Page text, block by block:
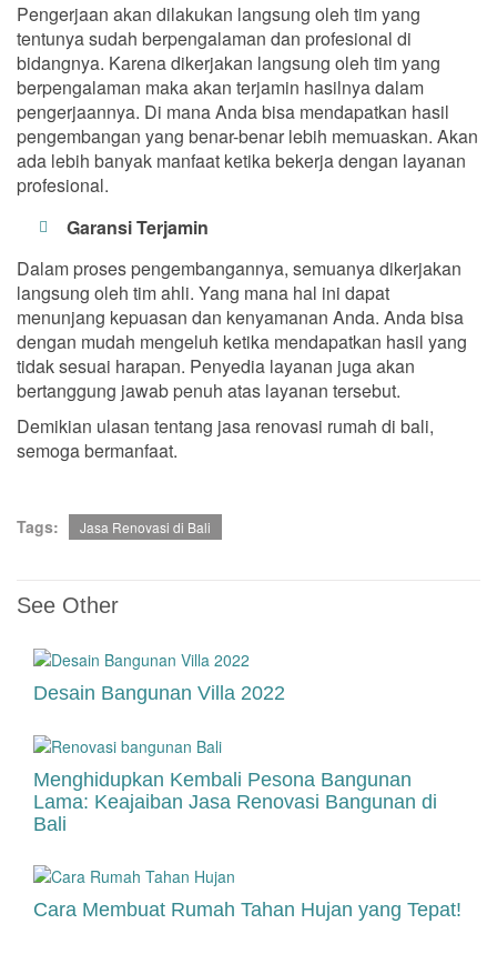
Pengerjaan akan dilakukan langsung oleh tim yang
tentunya sudah berpengalaman dan profesional di
bidangnya. Karena dikerjakan langsung oleh tim yang
berpengalaman maka akan terjamin hasilnya dalam
pengerjaannya. Di mana Anda bisa mendapatkan hasil
pengembangan yang benar-benar lebih memuaskan. Akan
ada lebih banyak manfaat ketika bekerja dengan layanan
profesional.
Garansi Terjamin
Dalam proses pengembangannya, semuanya dikerjakan
langsung oleh tim ahli. Yang mana hal ini dapat
menunjang kepuasan dan kenyamanan Anda. Anda bisa
dengan mudah mengeluh ketika mendapatkan hasil yang
tidak sesuai harapan. Penyedia layanan juga akan
bertanggung jawab penuh atas layanan tersebut.
Demikian ulasan tentang jasa renovasi rumah di bali,
semoga bermanfaat.
Tags: Jasa Renovasi di Bali
See Other
Desain Bangunan Villa 2022
Menghidupkan Kembali Pesona Bangunan
Lama: Keajaiban Jasa Renovasi Bangunan di
Bali
Cara Membuat Rumah Tahan Hujan yang Tepat!